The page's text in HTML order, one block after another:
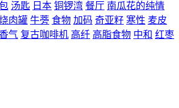
汤匙 日本 铜锣湾 餐厅 南瓜花的纯情
烧肉罐 牛蒡 食物 加码 奇亚籽 寒性 麦皮
香气 复古咖啡机 高纤 高脂食物 中和 红枣